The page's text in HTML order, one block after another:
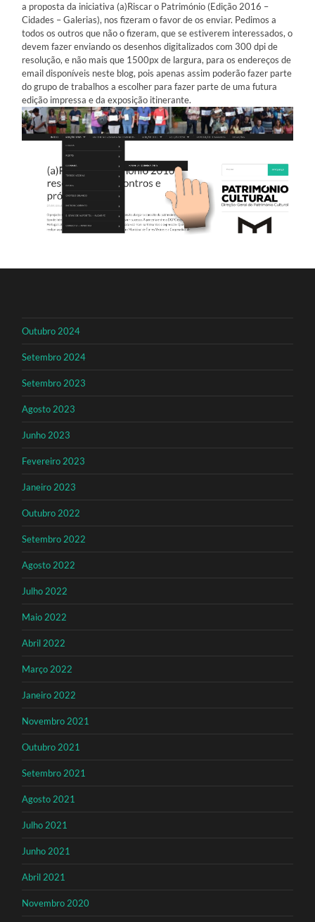
a proposta da iniciativa (a)Riscar o Património (Edição 2016 –
Cidades – Galerias), nos fizeram o favor de os enviar. Pedimos a
todos os outros que não o fizeram, que se estiverem interessados, o
devem fazer enviando os desenhos digitalizados com 300 dpi de
resolução, e não mais que 1500px de largura, para os endereços de
email disponíveis neste blog, pois apenas assim poderão fazer parte
do grupo de trabalhos a escolher para fazer parte de uma futura
edição impressa e da exposição itinerante.
Outubro 2024
Setembro 2024
Setembro 2023
Agosto 2023
Junho 2023
Fevereiro 2023
Janeiro 2023
Outubro 2022
Setembro 2022
Agosto 2022
Julho 2022
Maio 2022
Abril 2022
Março 2022
Janeiro 2022
Novembro 2021
Outubro 2021
Setembro 2021
Agosto 2021
Julho 2021
Junho 2021
Abril 2021
Novembro 2020